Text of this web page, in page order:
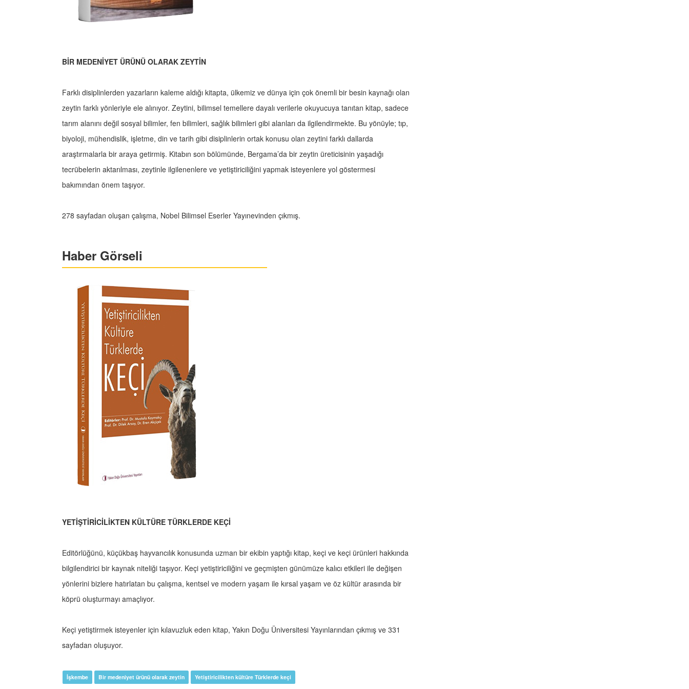
BİR MEDENİYET ÜRÜNÜ OLARAK ZEYTİN
Farklı disiplinlerden yazarların kaleme aldığı kitapta, ülkemiz ve dünya için çok önemli bir besin kaynağı olan
zeytin farklı yönleriyle ele alınıyor. Zeytini, bilimsel temellere dayalı verilerle okuyucuya tanıtan kitap, sadece
tarım alanını değil sosyal bilimler, fen bilimleri, sağlık bilimleri gibi alanları da ilgilendirmekte. Bu yönüyle; tıp,
biyoloji, mühendislik, işletme, din ve tarih gibi disiplinlerin ortak konusu olan zeytini farklı dallarda
araştırmalarla bir araya getirmiş. Kitabın son bölümünde, Bergama’da bir zeytin üreticisinin yaşadığı
tecrübelerin aktarılması, zeytinle ilgilenenlere ve yetiştiriciliğini yapmak isteyenlere yol göstermesi
bakımından önem taşıyor.
278 sayfadan oluşan çalışma, Nobel Bilimsel Eserler Yayınevinden çıkmış.
Haber Görseli
YETİŞTİRİCİLİKTEN KÜLTÜRE TÜRKLERDE KEÇİ
Editörlüğünü, küçükbaş hayvancılık konusunda uzman bir ekibin yaptığı kitap, keçi ve keçi ürünleri hakkında
bilgilendirici bir kaynak niteliği taşıyor. Keçi yetiştiriciliğini ve geçmişten günümüze kalıcı etkileri ile değişen
yönlerini bizlere hatırlatan bu çalışma, kentsel ve modern yaşam ile kırsal yaşam ve öz kültür arasında bir
köprü oluşturmayı amaçlıyor.
Keçi yetiştirmek isteyenler için kılavuzluk eden kitap, Yakın Doğu Üniversitesi Yayınlarından çıkmış ve 331
sayfadan oluşuyor.
İşkembe Bir medeniyet ürünü olarak zeytin Yetiştiricilikten kültüre Türklerde keçi